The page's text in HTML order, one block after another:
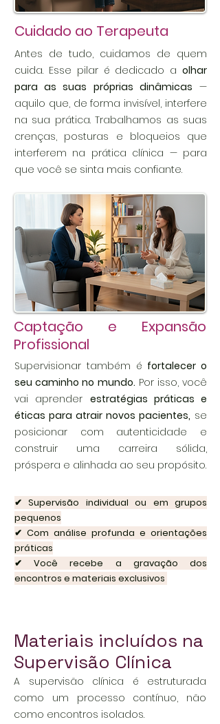
Cuidado ao Terapeuta
Antes de tudo, cuidamos de quem
cuida. Esse pilar é dedicado a olhar
para as suas próprias dinâmicas —
aquilo que, de forma invisível, interfere
na sua prática. Trabalhamos as suas
crenças, posturas e bloqueios que
interferem na prática clínica — para
que você se sinta mais confiante.
Captação e Expansão
Profissional
Supervisionar também é fortalecer o
seu caminho no mundo. Por isso, você
vai aprender estratégias práticas e
éticas para atrair novos pacientes, se
posicionar com autenticidade e
construir uma carreira sólida,
próspera e alinhada ao seu propósito.
✔ Supervisão individual ou em grupos
pequenos
✔ Com análise profunda e orientações
práticas
✔ Você recebe a gravação dos
encontros e materiais exclusivos
Materiais incluídos na
Supervisão Clínica
A supervisão clínica é estruturada
como um processo contínuo, não
como encontros isolados.